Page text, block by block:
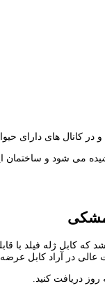
کانال های دارای
می شود و
مشکی
کابل ژله فیلد با
در آراد کابل